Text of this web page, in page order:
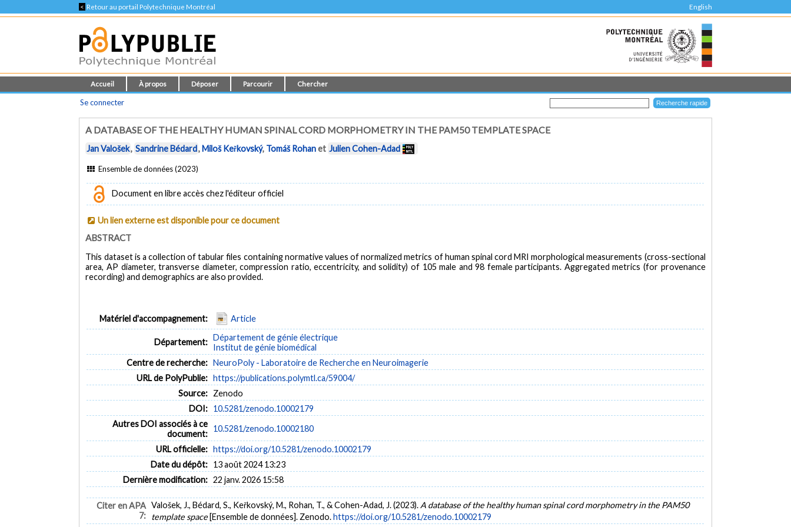
< Retour au portail Polytechnique Montréal English
Accueil À propos Déposer Parcourir Chercher
Se connecter
A DATABASE OF THE HEALTHY HUMAN SPINAL CORD MORPHOMETRY IN THE PAM50 TEMPLATE SPACE
Jan Valošek, Sandrine Bédard,Miloš Keřkovský, Tomáš Rohanet Julien Cohen-Adad
Ensemble de données (2023)
Document en libre accès chez l'éditeur officiel
Un lien externe est disponible pour ce document
ABSTRACT
This dataset is a collection of tabular files containing normative values of normalized metrics of human spinal cord MRI morphological measurements (cross-sectional
area, AP diameter, transverse diameter, compression ratio, eccentricity, and solidity) of 105 male and 98 female participants. Aggregated metrics (for provenance
recording) and demographics are also provided.
Matériel d'accompagnement: Article
Département: Département de génie électrique
Institut de génie biomédical
Centre de recherche: NeuroPoly - Laboratoire de Recherche en Neuroimagerie
URL de PolyPublie: https://publications.polymtl.ca/59004/
Source: Zenodo
DOI: 10.5281/zenodo.10002179
Autres DOI associés à ce
document:
10.5281/zenodo.10002180
URL officielle: https://doi.org/10.5281/zenodo.10002179
Date du dépôt: 13 août 2024 13:23
Dernière modification: 22 janv. 2026 15:58
Citer en APA
7:
Valošek, J., Bédard, S., Keřkovský, M., Rohan, T., & Cohen-Adad, J. (2023). A database of the healthy human spinal cord morphometry in the PAM50
template space [Ensemble de données]. Zenodo.https://doi.org/10.5281/zenodo.10002179